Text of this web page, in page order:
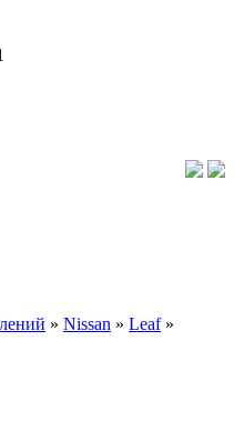
» Nissan » Leaf»